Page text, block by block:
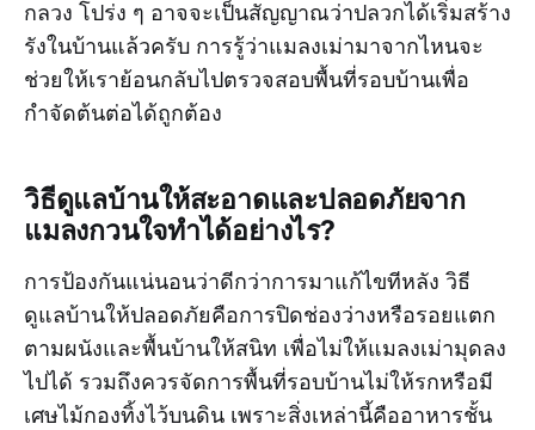
กลวง โปร่ง ๆ อาจจะเป็นสัญญาณว่าปลวกได้เริ่มสร้าง
รังในบ้านแล้วครับ การรู้ว่าแมลงเม่ามาจากไหนจะ
ช่วยให้เราย้อนกลับไปตรวจสอบพื้นที่รอบบ้านเพื่อ
กำจัดต้นต่อได้ถูกต้อง
วิธีดูแลบ้านให้สะอาดและปลอดภัยจาก
แมลงกวนใจทำได้อย่างไร?
การป้องกันแน่นอนว่าดีกว่าการมาแก้ไขทีหลัง วิธี
ดูแลบ้านให้ปลอดภัยคือการปิดช่องว่างหรือรอยแตก
ตามผนังและพื้นบ้านให้สนิท เพื่อไม่ให้แมลงเม่ามุดลง
ไปได้ รวมถึงควรจัดการพื้นที่รอบบ้านไม่ให้รกหรือมี
เศษไม้กองทิ้งไว้บนดิน เพราะสิ่งเหล่านี้คืออาหารชั้น